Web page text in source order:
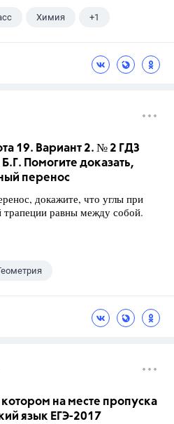
Химия +1
19. Вариант 2. № 2 ГДЗ
Помогите доказать,
перенос
докажите, что углы при
трапеции равны между собой.
на месте пропуска
язык ЕГЭ-2017